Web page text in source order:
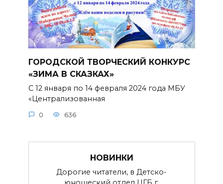
ГОРОДСКОЙ ТВОРЧЕСКИЙ КОНКУРС
«ЗИМА В СКАЗКАХ»
С 12 января по 14 февраля 2024 года МБУ
«Централизованная
0 636
НОВИНКИ
Дорогие читатели, в Детско-